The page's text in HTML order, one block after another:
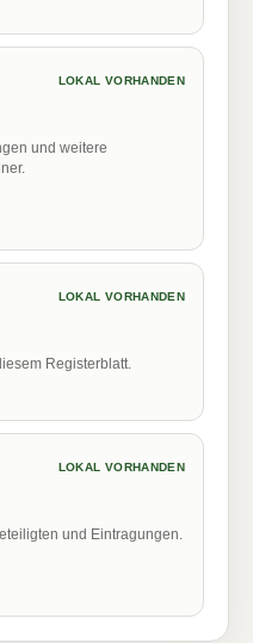
LOKAL VORHANDEN
und weitere
LOKAL VORHANDEN
Registerblatt.
LOKAL VORHANDEN
und Eintragungen.